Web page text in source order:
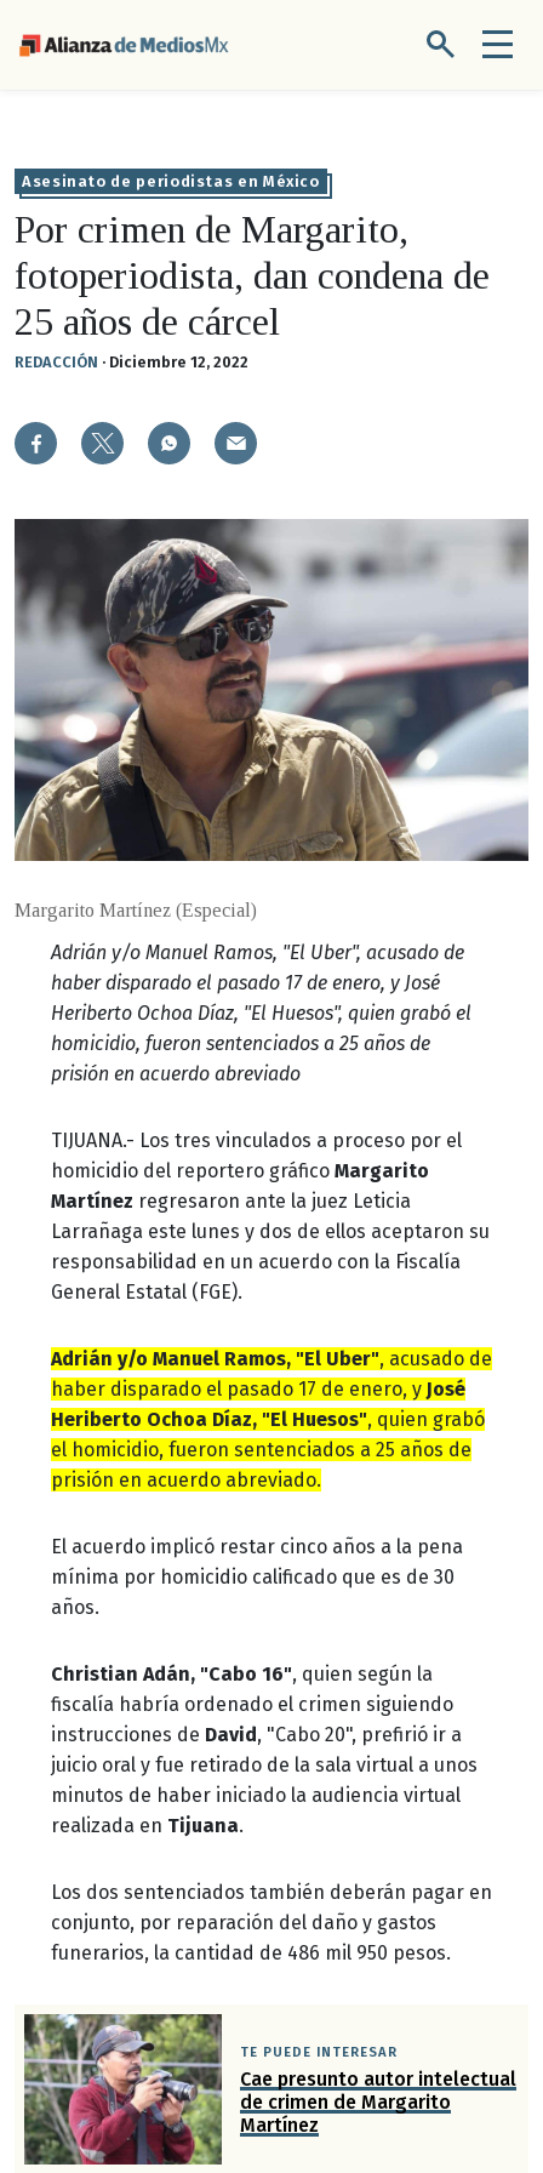
Asesinato de periodistas en México
Por crimen de Margarito,
fotoperiodista, dan condena de
25 años de cárcel
REDACCIÓN · Diciembre 12, 2022
Margarito Martínez (Especial)
Adrián y/o Manuel Ramos, "El Uber", acusado de
haber disparado el pasado 17 de enero, y José
Heriberto Ochoa Díaz, "El Huesos", quien grabó el
homicidio, fueron sentenciados a 25 años de
prisión en acuerdo abreviado
TIJUANA.- Los tres vinculados a proceso por el
homicidio del reportero gráfico Margarito
Martínez regresaron ante la juez Leticia
Larrañaga este lunes y dos de ellos aceptaron su
responsabilidad en un acuerdo con la Fiscalía
General Estatal (FGE).
Adrián y/o Manuel Ramos, "El Uber", acusado de
haber disparado el pasado 17 de enero, y José
Heriberto Ochoa Díaz, "El Huesos", quien grabó
el homicidio, fueron sentenciados a 25 años de
prisión en acuerdo abreviado.
El acuerdo implicó restar cinco años a la pena
mínima por homicidio calificado que es de 30
años.
Christian Adán, "Cabo 16", quien según la
fiscalía habría ordenado el crimen siguiendo
instrucciones de David, "Cabo 20", prefirió ir a
juicio oral y fue retirado de la sala virtual a unos
minutos de haber iniciado la audiencia virtual
realizada en Tijuana.
Los dos sentenciados también deberán pagar en
conjunto, por reparación del daño y gastos
funerarios, la cantidad de 486 mil 950 pesos.
TE PUEDE INTERESAR
Cae presunto autor intelectual
de crimen de Margarito
Martínez